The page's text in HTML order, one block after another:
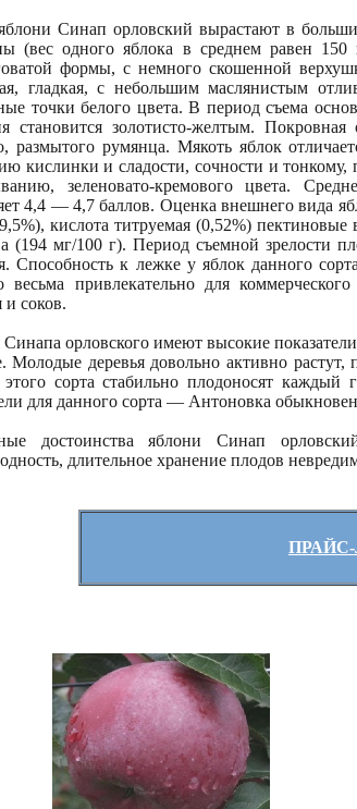
Синап орловский вырастают в
(вес одного яблока в среднем равен 150
формы, с немного скошенной
гладкая, с небольшим маслянистым
точки белого цвета. В период съема
становится золотисто-желтым.
размытого румянца. Мякоть яблок
кислинки и сладости, сочности и
зеленовато-кремового цвета.
4,4 — 4,7 баллов. Оценка внешнего вида
кислота титруемая (0,52%)
(194 мг/100 г). Период съемной зрелости
Способность к лежке у яблок данного
весьма привлекательно для
и соков.
Синапа орловского имеют высокие
Молодые деревья довольно активно
этого сорта стабильно плодоносят
для данного сорта — Антоновка
достоинства яблони Синап
длительное хранение плодов
ПРАЙС-